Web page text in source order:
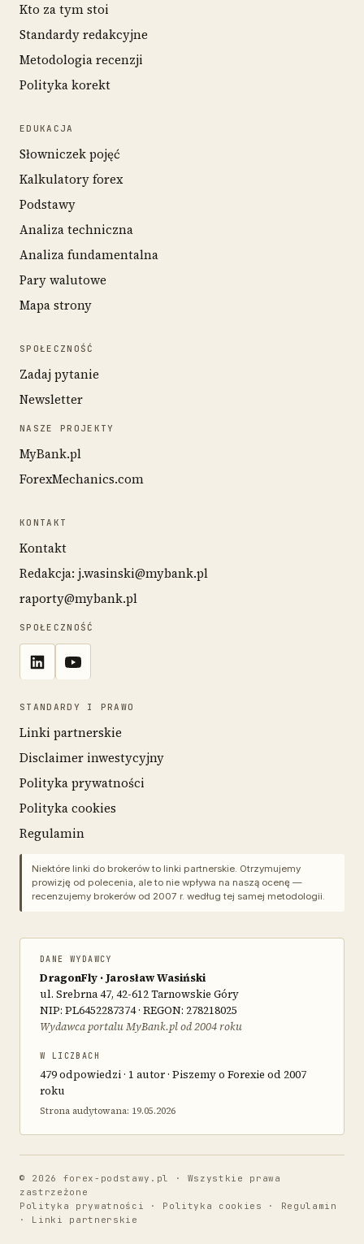
Kto za tym stoi
Standardy redakcyjne
Metodologia recenzji
Polityka korekt
EDUKACJA
Słowniczek pojęć
Kalkulatory forex
Podstawy
Analiza techniczna
Analiza fundamentalna
Pary walutowe
Mapa strony
SPOŁECZNOŚĆ
Zadaj pytanie
Newsletter
NASZE PROJEKTY
MyBank.pl
ForexMechanics.com
KONTAKT
Kontakt
Redakcja: j.wasinski@mybank.pl
raporty@mybank.pl
SPOŁECZNOŚĆ
STANDARDY I PRAWO
Linki partnerskie
Disclaimer inwestycyjny
Polityka prywatności
Polityka cookies
Regulamin
Niektóre linki do brokerów to linki partnerskie. Otrzymujemy
prowizję od polecenia, ale to nie wpływa na naszą ocenę —
recenzujemy brokerów od 2007 r. według tej samej metodologii.
DANE WYDAWCY
DragonFly · Jarosław Wasiński
ul. Srebrna 47, 42-612 Tarnowskie Góry
NIP: PL6452287374 · REGON: 278218025
Wydawca portalu MyBank.pl od 2004 roku
W LICZBACH
479 odpowiedzi · 1 autor · Piszemy o Forexie od 2007
roku
Strona audytowana: 19.05.2026
© 2026 forex-podstawy.pl · Wszystkie prawa
zastrzeżone
Polityka prywatności · Polityka cookies · Regulamin
· Linki partnerskie